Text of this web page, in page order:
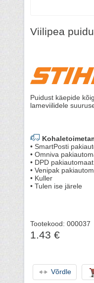
Viilipea
Puidust käepide
lameviilidele
• SmartPosti
• Omniva
• DPD pakiautomaat
• Venipak
• Kuller
• Tulen ise järele
Tootekood: 000037
1.43 €
Võrdle